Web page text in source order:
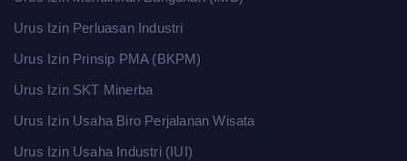
Urus Izin Perluasan Industri
Urus Izin Prinsip PMA (BKPM)
Urus Izin SKT Minerba
Urus Izin Usaha Biro Perjalanan Wisata
Urus Izin Usaha Industri (IUI)